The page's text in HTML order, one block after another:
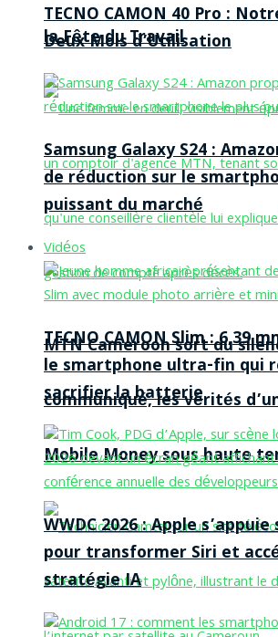
la Fête du Travail
MTN Cameroon sort du
communiqué, les vérités
Mobile Money sous haute
TECNO CAMON 40 Pro :
Deux Mois d’Utilisation
Samsung Galaxy S24 :
de réduction sur le
puissant du marché
Vidéos
TECNO CAMON Slim : 6,39
le smartphone ultra-fin qui
sacrifier la batterie
WWDC 2026 : Apple
pour transformer Siri et
stratégie IA